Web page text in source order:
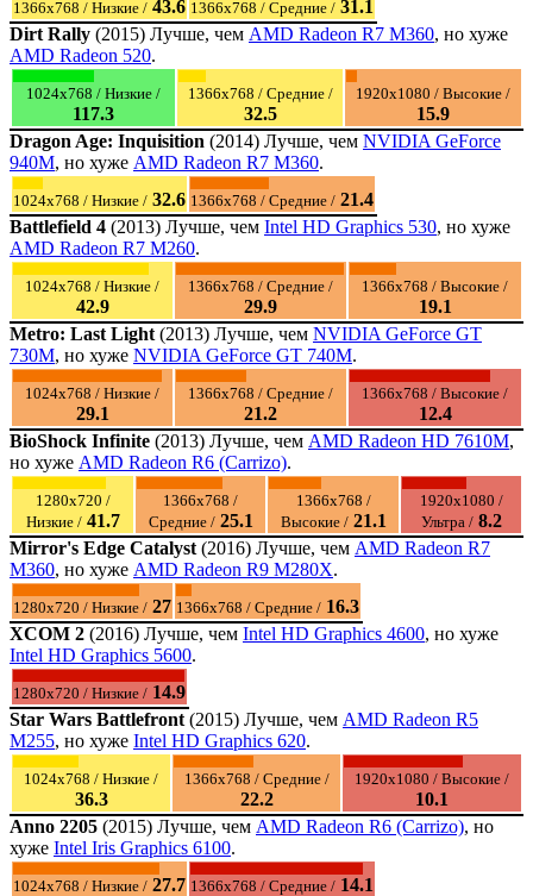
1366x768 / Низкие / 43.6 1366x768 / Средние / 31.1
Dirt Rally (2015) Лучше, чем AMD Radeon R7 M360, но хуже
AMD Radeon 520.
1024x768 / Низкие /
117.3
1366x768 / Средние /
32.5
1920x1080 / Высокие /
15.9
Dragon Age: Inquisition (2014) Лучше, чем NVIDIA GeForce
940M, но хуже AMD Radeon R7 M360.
1024x768 / Низкие / 32.6 1366x768 / Средние / 21.4
Battlefield 4 (2013) Лучше, чем Intel HD Graphics 530, но хуже
AMD Radeon R7 M260.
1024x768 / Низкие /
42.9
1366x768 / Средние /
29.9
1366x768 / Высокие /
19.1
Metro: Last Light (2013) Лучше, чем NVIDIA GeForce GT
730M, но хуже NVIDIA GeForce GT 740M.
1024x768 / Низкие /
29.1
1366x768 / Средние /
21.2
1366x768 / Высокие /
12.4
BioShock Infinite (2013) Лучше, чем AMD Radeon HD 7610M,
но хуже AMD Radeon R6 (Carrizo).
1280x720 /
Низкие / 41.7
1366x768 /
Средние / 25.1
1366x768 /
Высокие / 21.1
1920x1080 /
Ультра / 8.2
Mirror's Edge Catalyst (2016) Лучше, чем AMD Radeon R7
M360, но хуже AMD Radeon R9 M280X.
1280x720 / Низкие / 27 1366x768 / Средние / 16.3
XCOM 2 (2016) Лучше, чем Intel HD Graphics 4600, но хуже
Intel HD Graphics 5600.
1280x720 / Низкие / 14.9
Star Wars Battlefront (2015) Лучше, чем AMD Radeon R5
M255, но хуже Intel HD Graphics 620.
1024x768 / Низкие /
36.3
1366x768 / Средние /
22.2
1920x1080 / Высокие /
10.1
Anno 2205 (2015) Лучше, чем AMD Radeon R6 (Carrizo), но
хуже Intel Iris Graphics 6100.
1024x768 / Низкие / 27.7 1366x768 / Средние / 14.1